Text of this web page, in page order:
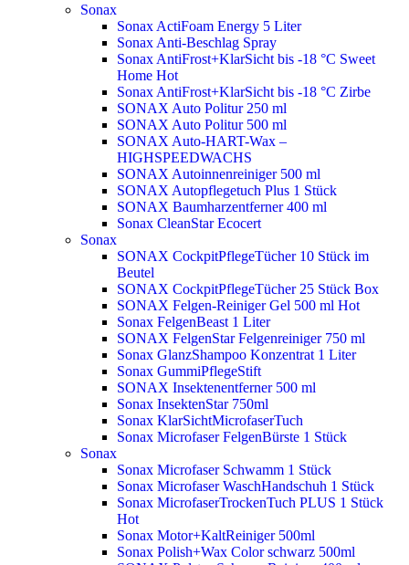
Sonax
Sonax ActiFoam Energy 5 Liter
Sonax Anti-Beschlag Spray
Sonax AntiFrost+KlarSicht bis -18 °C Sweet
Home Hot
Sonax AntiFrost+KlarSicht bis -18 °C Zirbe
SONAX Auto Politur 250 ml
SONAX Auto Politur 500 ml
SONAX Auto-HART-Wax –
HIGHSPEEDWACHS
SONAX Autoinnenreiniger 500 ml
SONAX Autopflegetuch Plus 1 Stück
SONAX Baumharzentferner 400 ml
Sonax CleanStar Ecocert
Sonax
SONAX CockpitPflegeTücher 10 Stück im
Beutel
SONAX CockpitPflegeTücher 25 Stück Box
SONAX Felgen-Reiniger Gel 500 ml Hot
Sonax FelgenBeast 1 Liter
SONAX FelgenStar Felgenreiniger 750 ml
Sonax GlanzShampoo Konzentrat 1 Liter
Sonax GummiPflegeStift
SONAX Insektenentferner 500 ml
Sonax InsektenStar 750ml
Sonax KlarSichtMicrofaserTuch
Sonax Microfaser FelgenBürste 1 Stück
Sonax
Sonax Microfaser Schwamm 1 Stück
Sonax Microfaser WaschHandschuh 1 Stück
Sonax MicrofaserTrockenTuch PLUS 1 Stück
Hot
Sonax Motor+KaltReiniger 500ml
Sonax Polish+Wax Color schwarz 500ml